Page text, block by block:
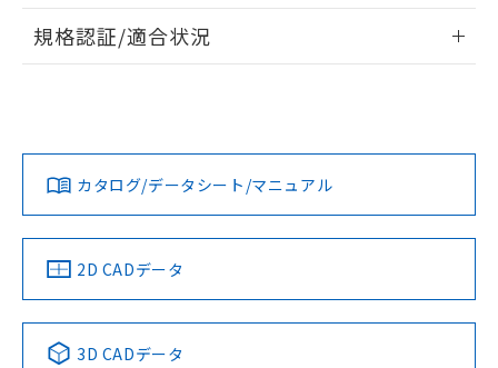
ログイン/会員登録
ダウンロードデータをご利用いただく前に、以下を必ずお読
みください。
ソフトウェアの使用条件
EU RoHS 注意事項・凡例
対応済み
中国 RoHS 注意事項・凡例
規格認証/適合状況
LR型式承認
（イギリス
船舶規格）
DNV型式承認
（ノルウェー
BV型式承認
（フランス
KR型式
（韓国
No No No No
カタログ/データシート/マニュアル
2D CADデータ
3D CADデータ